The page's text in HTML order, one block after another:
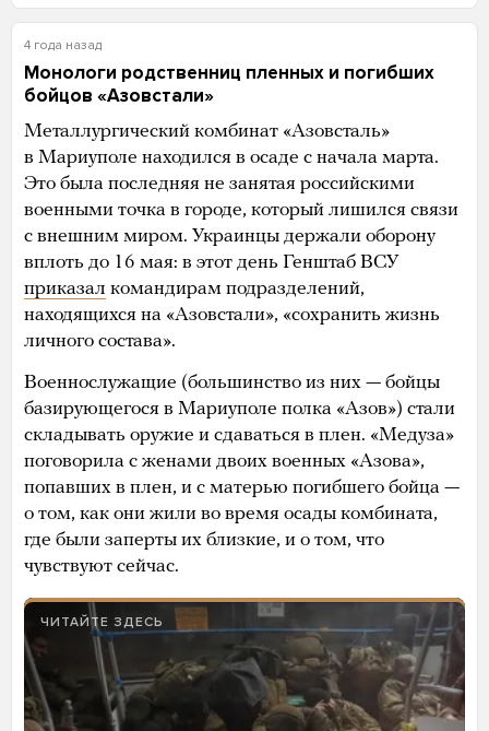
4 года назад
Монологи родственниц пленных и погибших
бойцов «Азовстали»
Металлургический комбинат «Азовсталь»
в Мариуполе находился в осаде с начала марта.
Это была последняя не занятая российскими
военными точка в городе, который лишился связи
с внешним миром. Украинцы держали оборону
вплоть до 16 мая: в этот день Генштаб ВСУ
приказал командирам подразделений,
находящихся на «Азовстали», «сохранить жизнь
личного состава».
Военнослужащие (большинство из них — бойцы
базирующегося в Мариуполе полка «Азов») стали
складывать оружие и сдаваться в плен. «Медуза»
поговорила с женами двоих военных «Азова»,
попавших в плен, и с матерью погибшего бойца —
о том, как они жили во время осады комбината,
где были заперты их близкие, и о том, что
чувствуют сейчас.
ЧИТАЙТЕ ЗДЕСЬ